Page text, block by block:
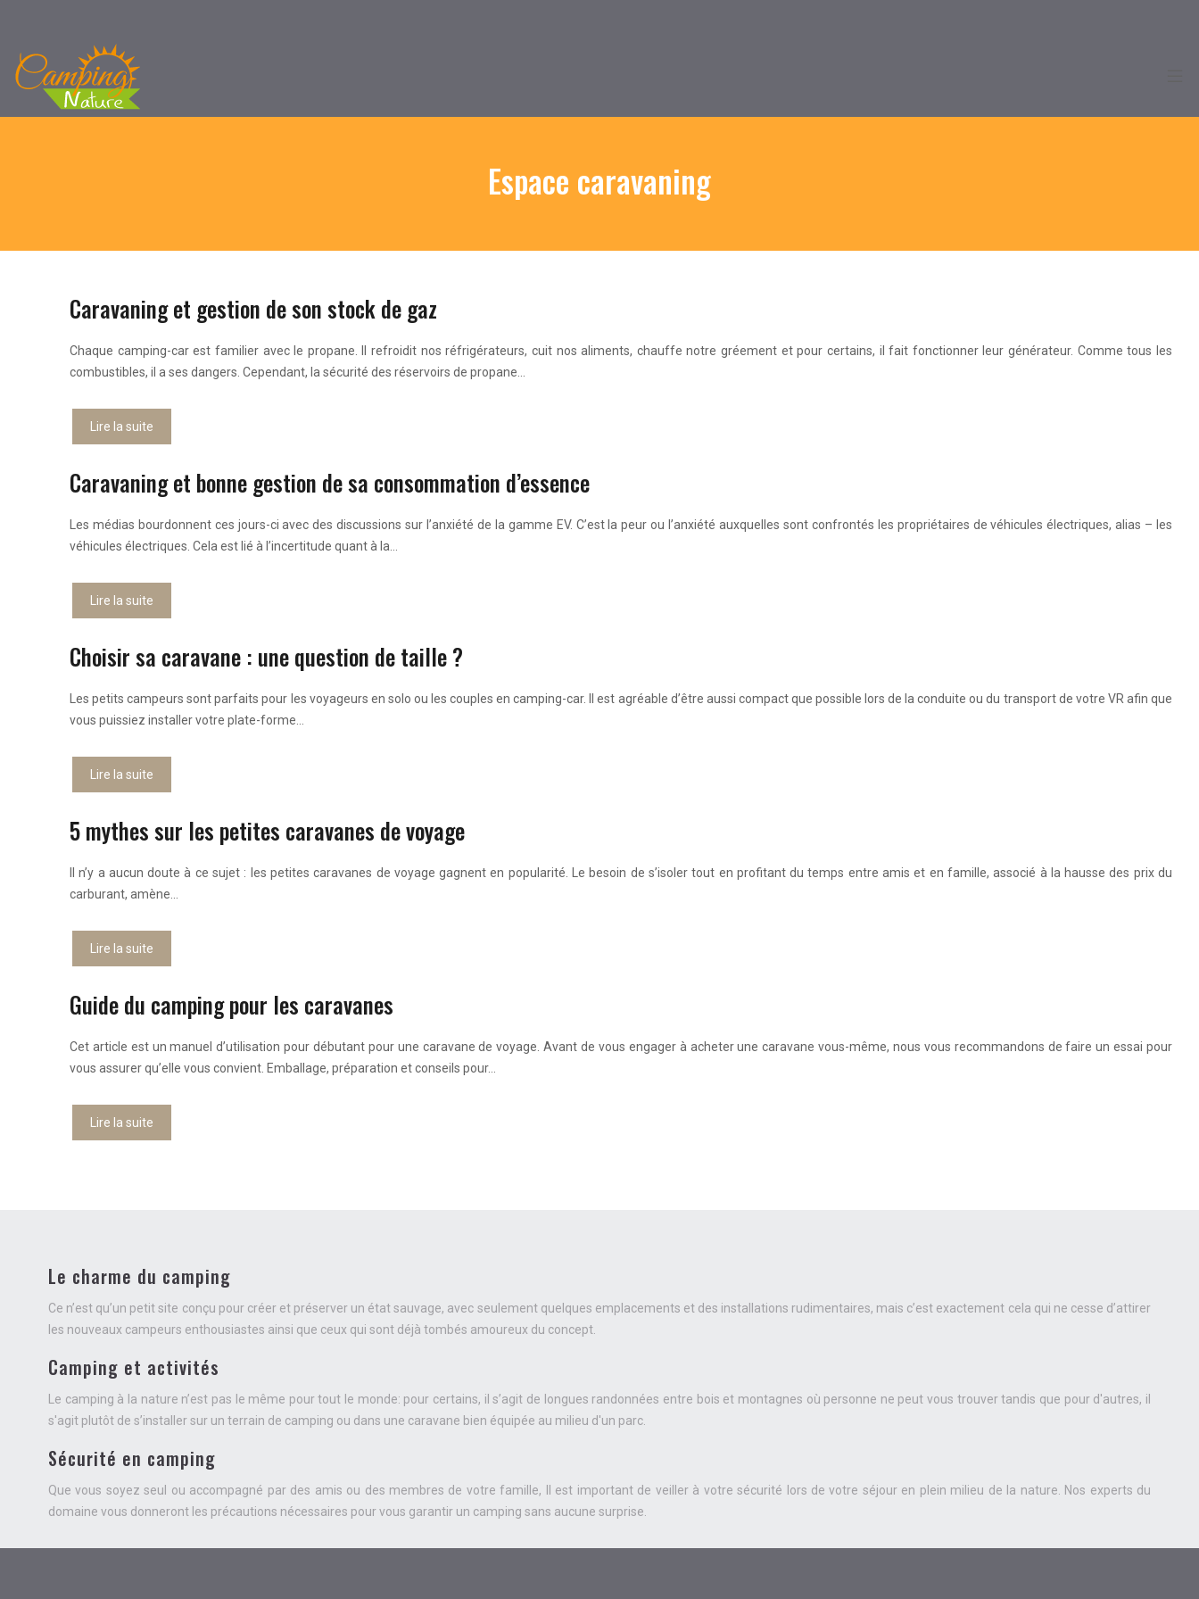
Espace caravaning
Caravaning et gestion de son stock de gaz
Chaque camping-car est familier avec le propane. Il refroidit nos réfrigérateurs, cuit nos aliments, chauffe notre gréement et pour certains, il fait fonctionner leur générateur. Comme tous les
combustibles, il a ses dangers. Cependant, la sécurité des réservoirs de propane…
Lire la suite
Caravaning et bonne gestion de sa consommation d’essence
Les médias bourdonnent ces jours-ci avec des discussions sur l’anxiété de la gamme EV. C’est la peur ou l’anxiété auxquelles sont confrontés les propriétaires de véhicules électriques, alias – les
véhicules électriques. Cela est lié à l’incertitude quant à la…
Lire la suite
Choisir sa caravane : une question de taille ?
Les petits campeurs sont parfaits pour les voyageurs en solo ou les couples en camping-car. Il est agréable d’être aussi compact que possible lors de la conduite ou du transport de votre VR afin que
vous puissiez installer votre plate-forme…
Lire la suite
5 mythes sur les petites caravanes de voyage
Il n’y a aucun doute à ce sujet : les petites caravanes de voyage gagnent en popularité. Le besoin de s’isoler tout en profitant du temps entre amis et en famille, associé à la hausse des prix du
carburant, amène…
Lire la suite
Guide du camping pour les caravanes
Cet article est un manuel d’utilisation pour débutant pour une caravane de voyage. Avant de vous engager à acheter une caravane vous-même, nous vous recommandons de faire un essai pour
vous assurer qu’elle vous convient. Emballage, préparation et conseils pour…
Lire la suite
Le charme du camping
Ce n’est qu’un petit site conçu pour créer et préserver un état sauvage, avec seulement quelques emplacements et des installations rudimentaires, mais c’est exactement cela qui ne cesse d’attirer
les nouveaux campeurs enthousiastes ainsi que ceux qui sont déjà tombés amoureux du concept.
Camping et activités
Le camping à la nature n’est pas le même pour tout le monde: pour certains, il s’agit de longues randonnées entre bois et montagnes où personne ne peut vous trouver tandis que pour d'autres, il
s'agit plutôt de s’installer sur un terrain de camping ou dans une caravane bien équipée au milieu d'un parc.
Sécurité en camping
Que vous soyez seul ou accompagné par des amis ou des membres de votre famille, Il est important de veiller à votre sécurité lors de votre séjour en plein milieu de la nature. Nos experts du
domaine vous donneront les précautions nécessaires pour vous garantir un camping sans aucune surprise.